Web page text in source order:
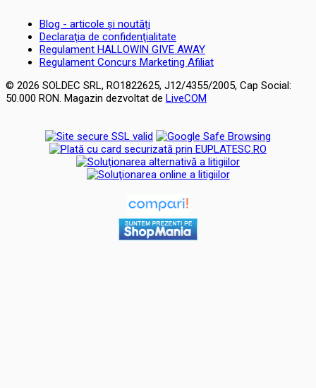
Blog - articole și noutăți
Declaraţia de confidenţialitate
Regulament HALLOWIN GIVE AWAY
Regulament Concurs Marketing Afiliat
© 2026 SOLDEC SRL, RO1822625, J12/4355/2005, Cap Social:
50.000 RON. Magazin dezvoltat de LiveCOM